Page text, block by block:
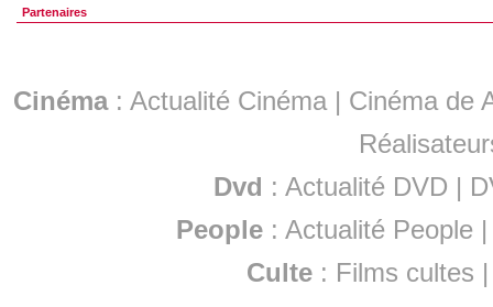
Partenaires
Cinéma: Actualité Cinéma | Cinéma de
Dvd : Actualité DVD |
People :Actualité People
Culte : Films cultes